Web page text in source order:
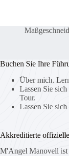
Buchen Sie Ihre
Über mich.
Lassen Sie
Tour.
Lassen Sie
Akkreditierte
M'Angel Manovell ist